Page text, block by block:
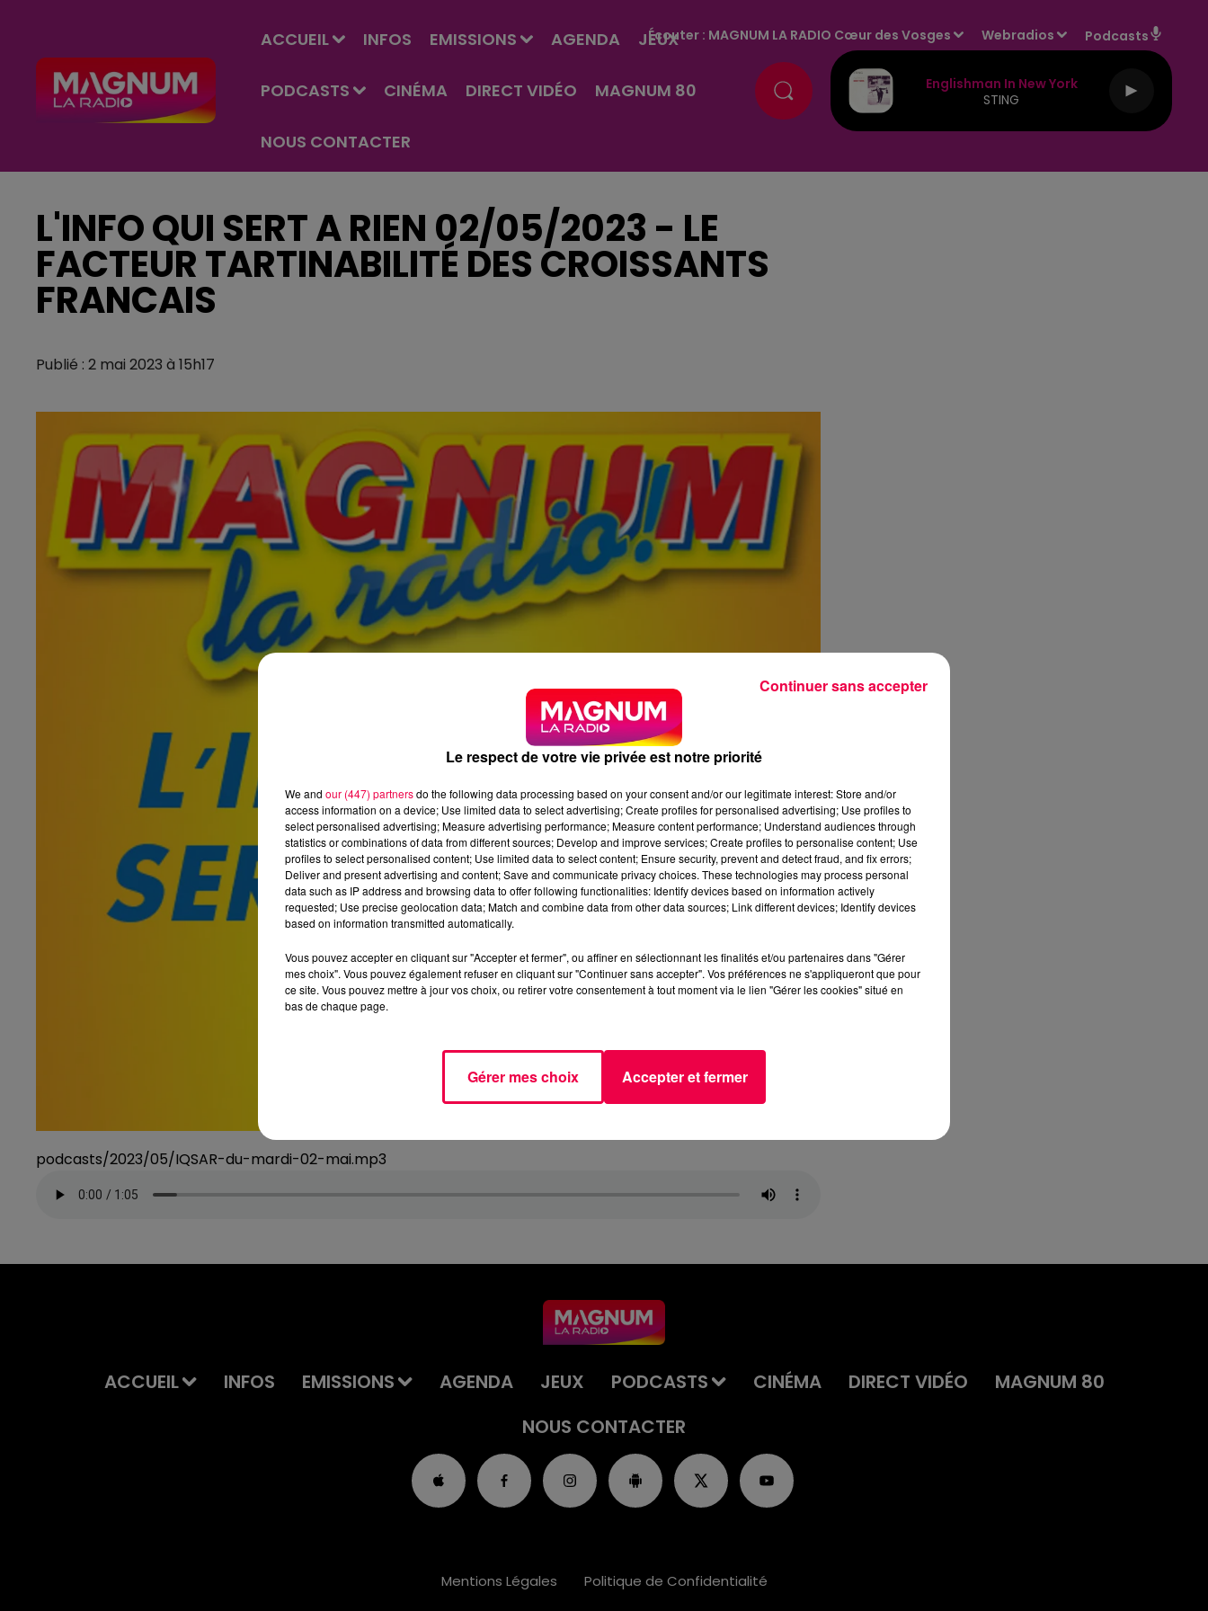
ACCUEIL INFOS EMISSIONS AGENDA JEUX
PODCASTS CINÉMA DIRECT VIDÉO MAGNUM 80
NOUS CONTACTER
Écouter : MAGNUM LA RADIO Cœur des Vosges Webradios Podcasts
Englishman In New York
STING
L'INFO QUI SERT A RIEN 02/05/2023 - LE
FACTEUR TARTINABILITÉ DES CROISSANTS
FRANCAIS
Publié : 2 mai 2023 à 15h17
podcasts/2023/05/IQSAR-du-mardi-02-mai.mp3
ACCUEIL INFOS EMISSIONS AGENDA JEUX PODCASTS CINÉMA DIRECT VIDÉO
MAGNUM 80
NOUS CONTACTER
Mentions Légales Politique de Confidentialité
Le respect de votre vie privée est notre priorité
We and our (447) partnersdo the following data processing based on your consent and/or our legitimate interest: Store and/or
access information on a device; Use limited data to select advertising; Create profiles for personalised advertising; Use profiles to
select personalised advertising; Measure advertising performance; Measure content performance; Understand audiences through
statistics or combinations of data from different sources; Develop and improve services; Create profiles to personalise content; Use
profiles to select personalised content; Use limited data to select content; Ensure security, prevent and detect fraud, and fix errors;
Deliver and present advertising and content; Save and communicate privacy choices. These technologies may process personal
data such as IP address and browsing data to offer following functionalities: Identify devices based on information actively
requested; Use precise geolocation data; Match and combine data from other data sources; Link different devices; Identify devices
based on information transmitted automatically.
Vous pouvez accepter en cliquant sur "Accepter et fermer", ou affiner en sélectionnant les finalités et/ou partenaires dans "Gérer
mes choix". Vous pouvez également refuser en cliquant sur "Continuer sans accepter". Vos préférences ne s'appliqueront que pour
ce site. Vous pouvez mettre à jour vos choix, ou retirer votre consentement à tout moment via le lien "Gérer les cookies" situé en
bas de chaque page.
Gérer mes choix Accepter et fermer
Continuer sans accepter